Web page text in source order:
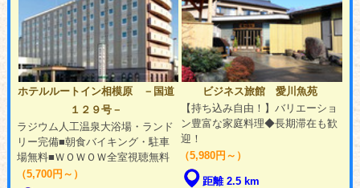
ホテルルートイン相模原 －国道
１２９号－
ラジウム人工温泉大浴場・ランド
リー完備■朝食バイキング・駐車
場無料■ＷＯＷＯＷ全室視聴無料
（5,700円～）
ビジネス旅館 愛川魚苑
【持ち込み自由！】バリエーショ
ン豊富な家庭料理◆長期滞在も歓
迎！
（5,980円～）
距離 2.5 km